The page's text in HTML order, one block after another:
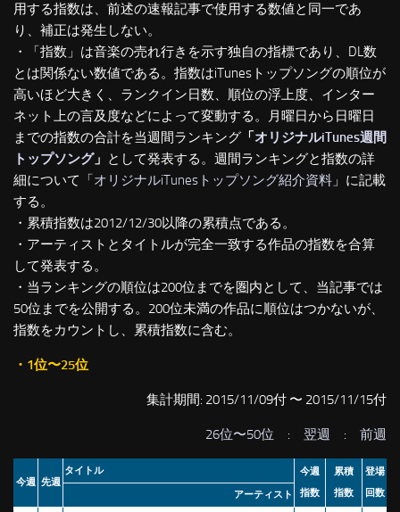
用する指数は、前述の速報記事で使用する数値と同一であ
り、補正は発生しない。
・「指数」は音楽の売れ行きを示す独自の指標であり、DL数
とは関係ない数値である。指数はiTunesトップソングの順位が
高いほど大きく、ランクイン日数、順位の浮上度、インター
ネット上の言及度などによって変動する。月曜日から日曜日
までの指数の合計を当週間ランキング 「オリジナルiTunes週間
トップソング」 として発表する。週間ランキングと指数の詳
細について「オリジナルiTunesトップソング紹介資料 」に記載
する。
・累積指数は2012/12/30以降の累積点である。
・アーティストとタイトルが完全一致する作品の指数を合算
して発表する。
・当ランキングの順位は200位までを圏内として、当記事では
50位までを公開する。200位未満の作品に順位はつかないが、
指数をカウントし、累積指数に含む。
・1位〜25位
集計期間: 2015/11/09付 〜 2015/11/15付
26位〜50位 : 翌週 : 前週
今週 先週
タイトル
今週
指数
累積
指数
登場
回数
アーティスト